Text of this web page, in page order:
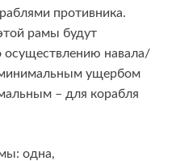
противника.
рамы будут
осуществлению навала/
минимальным ущербом
– для корабля
одна,